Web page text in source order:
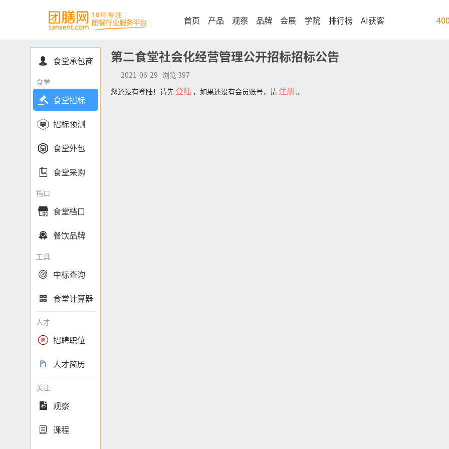
首页 产品 观察 品牌 会展 学院 排行榜 AI获客
 食堂承包商
食堂
 食堂招标
 招标预测
 食堂外包
 食堂采购
档口
 食堂档口
 餐饮品牌
工具
 中标查询
 食堂计算器
人才
 招聘职位
 人才简历
关注
 观察
 课程
第二食堂社会化经营管理公开招标招标公告
2021-06-29 浏览 397
您还没有登陆！请先 登陆，如果还没有会员账号，请 注册。